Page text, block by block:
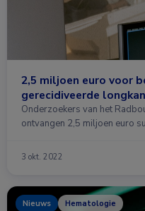
2,5 miljoen euro voor
gerecidiveerde
Onderzoekers van het
ontvangen 2,5 miljoen euro
3 okt. 2022
Nieuws Hematologie